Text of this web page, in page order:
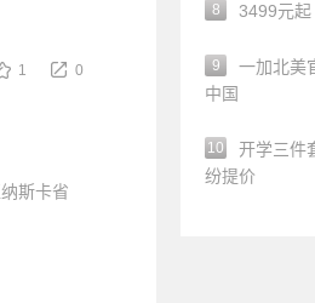
1 0
斯卡省
8 3499元
9
一加北美
中国
10
开学三件
纷提价